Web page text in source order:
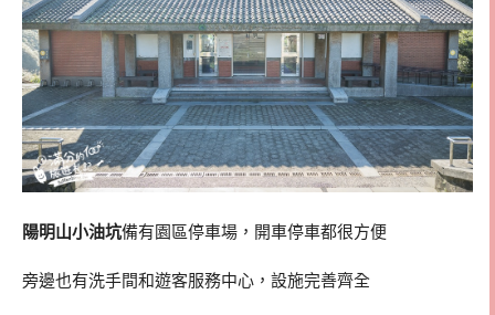
陽明山小油坑備有園區停車場，開車停車都很方便
旁邊也有洗手間和遊客服務中心，設施完善齊全